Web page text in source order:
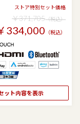
ストア特別セット価格
￥371,705（税込）
334,000 （税込）
ット内容を表示